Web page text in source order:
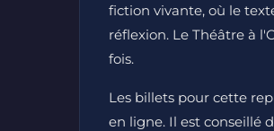
fiction vivante, où le
réflexion. Le Théâtre à
fois.
Les billets pour cette
en ligne. Il est conseillé